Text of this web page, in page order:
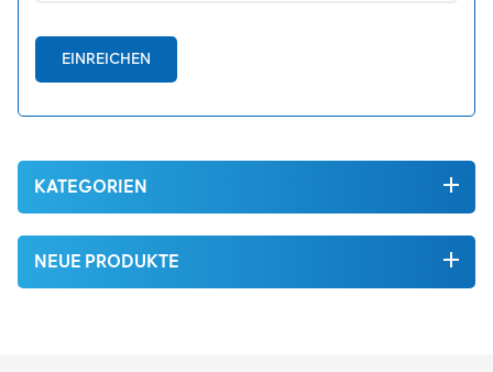
EINREICHEN
KATEGORIEN
NEUE PRODUKTE